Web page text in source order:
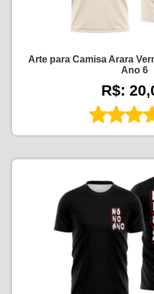
Arte para Camisa Arara
Ano 6
R$: